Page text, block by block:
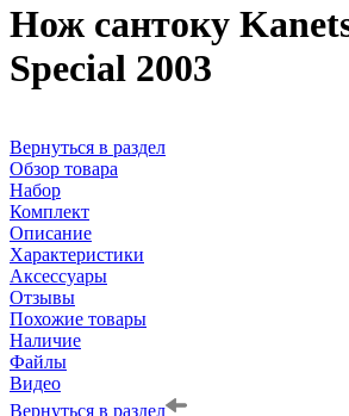
Нож сантоку
Special 2003
Вернуться в раздел
Обзор товара
Набор
Комплект
Описание
Характеристики
Аксессуары
Отзывы
Похожие товары
Наличие
Файлы
Видео
Вернуться в раздел